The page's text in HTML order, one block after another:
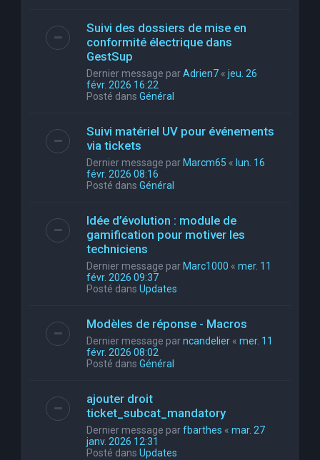
Suivi des dossiers de mise en
conformité électrique dans
GestSup
Dernier message parAdrien7 « jeu. 26
févr. 2026 16:22
Posté dans Général
Suivi matériel UV pour événements
via tickets
Dernier message par Marcm65 « lun. 16
févr. 2026 08:16
Posté dans Général
Idée d’évolution : module de
gamification pour motiver les
techniciens
Dernier message par Marc1000 « mer. 11
févr. 2026 09:37
Posté dans Updates
Modèles de réponse - Macros
Dernier message parncandelier « mer. 11
févr. 2026 08:02
Posté dans Général
ajouter droit
ticket_subcat_mandatory
Dernier message parfbarthes « mar. 27
janv. 2026 12:31
Posté dans Updates